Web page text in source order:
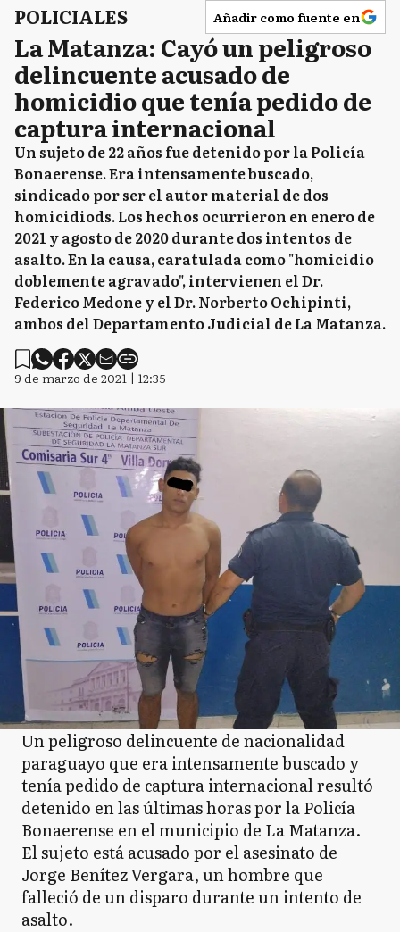
POLICIALES Añadir como fuente en
La Matanza: Cayó un peligroso
delincuente acusado de
homicidio que tenía pedido de
captura internacional
Un sujeto de 22 años fue detenido por la Policía
Bonaerense. Era intensamente buscado,
sindicado por ser el autor material de dos
homicidiods. Los hechos ocurrieron en enero de
2021 y agosto de 2020 durante dos intentos de
asalto. En la causa, caratulada como "homicidio
doblemente agravado", intervienen el Dr.
Federico Medone y el Dr. Norberto Ochipinti,
ambos del Departamento Judicial de La Matanza.
9 de marzo de 2021 | 12:35
Un peligroso delincuente de nacionalidad
paraguayo que era intensamente buscado y
tenía pedido de captura internacional resultó
detenido en las últimas horas por la Policía
Bonaerense en el municipio de La Matanza.
El sujeto está acusado por el asesinato de
Jorge Benítez Vergara, un hombre que
falleció de un disparo durante un intento de
asalto.